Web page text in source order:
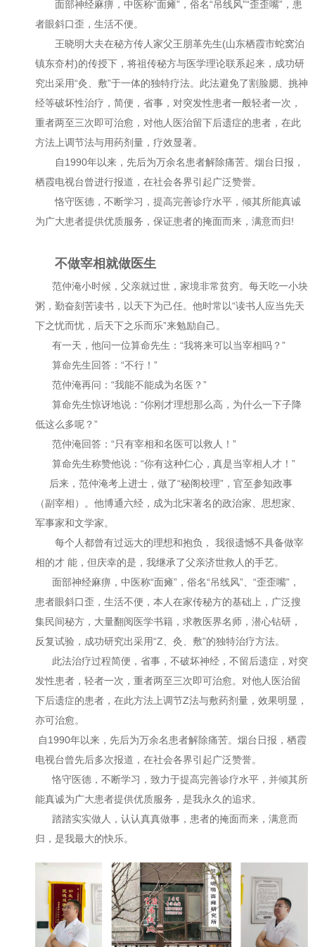
面部神经麻痹，中医称“面瘫”，俗名“吊线风”“歪歪嘴”，患
者眼斜口歪，生活不便。
王晓明大夫在秘方传人家父王朋革先生(山东栖霞市蛇窝泊
镇东夼村)的传授下，将祖传秘方与医学理论联系起来，成功研
究出采用“灸、敷”于一体的独特疗法。此法避免了割脸腮、挑神
经等破坏性治疗，简便，省事，对突发性患者一般轻者一次，
重者两至三次即可治愈，对他人医治留下后遗症的患者，在此
方法上调节法与用药剂量，疗效显著。
自1990年以来，先后为万余名患者解除痛苦。烟台日报，
栖霞电视台曾进行报道，在社会各界引起广泛赞誉。
恪守医德，不断学习，提高完善诊疗水平，倾其所能真诚
为广大患者提供优质服务，保证患者的掩面而来，满意而归!
不做宰相就做医生
范仲淹小时候，父亲就过世，家境非常贫穷。每天吃一小块
粥，勤奋刻苦读书，以天下为己任。他时常以“读书人应当先天
下之忧而忧，后天下之乐而乐”来勉励自己。
有一天，他问一位算命先生：“我将来可以当宰相吗？”
算命先生回答：“不行！”
范仲淹再问：“我能不能成为名医？”
算命先生惊讶地说：“你刚才理想那么高，为什么一下子降
低这么多呢？”
范仲淹回答：“只有宰相和名医可以救人！”
算命先生称赞他说：“你有这种仁心，真是当宰相人才！”
后来，范仲淹考上进士，做了“秘阁校理”，官至参知政事
（副宰相）。他博通六经，成为北宋著名的政治家、思想家、
军事家和文学家。
每个人都曾有过远大的理想和抱负， 我很遗憾不具备做宰
相的才 能，但庆幸的是，我继承了父亲济世救人的手艺。
面部神经麻痹，中医称“面瘫”，俗名“吊线风”、“歪歪嘴”，
患者眼斜口歪，生活不便，本人在家传秘方的基础上，广泛搜
集民间秘方，大量翻阅医学书籍，求教医界名师，潜心钻研，
反复试验，成功研究出采用“Z、灸、敷”的独特治疗方法。
此法治疗过程简便，省事，不破坏神经，不留后遗症，对突
发性患者，轻者一次，重者两至三次即可治愈。对他人医治留
下后遗症的患者，在此方法上调节Z法与敷药剂量，效果明显，
亦可治愈。
自1990年以来，先后为万余名患者解除痛苦。烟台日报，栖霞
电视台曾先后多次报道，在社会各界引起广泛赞誉。
恪守医德，不断学习，致力于提高完善诊疗水平，并倾其所
能真诚为广大患者提供优质服务，是我永久的追求。
踏踏实实做人，认认真真做事，患者的掩面而来，满意而
归，是我最大的快乐。